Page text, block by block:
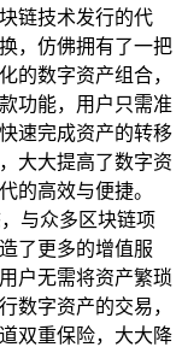
链技术发行的代
，仿佛拥有了一把
的数字资产组合，
功能，用户只需准
速完成资产的转移
大大提高了数字资
的高效与便捷。
与众多区块链项
了更多的增值服
户无需将资产繁琐
数字资产的交易，
双重保险，大大降